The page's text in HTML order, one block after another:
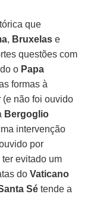
que
, Bruxelas e
questões com
o Papa
formas à
(e não foi ouvido
Bergoglio
intervenção
por
evitado um
doVaticano
Sé tende a